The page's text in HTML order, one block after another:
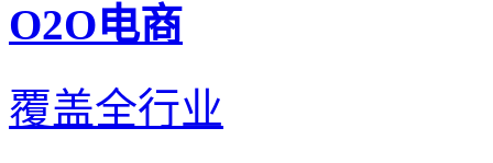
O2O电商
覆盖全行业